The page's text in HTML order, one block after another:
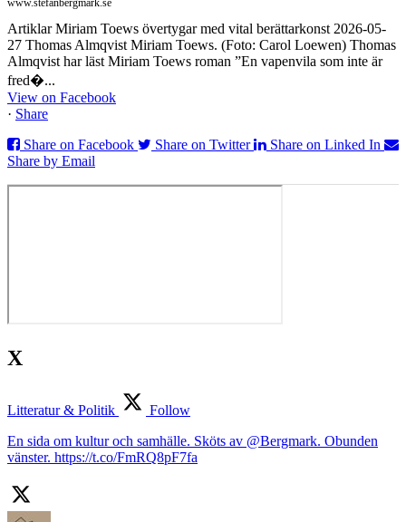
Artiklar Miriam Toews övertygar med vital berättarkonst 2026-05-
27 Thomas Almqvist Miriam Toews. (Foto: Carol Loewen) Thomas
Almqvist har läst Miriam Toews roman ”En vapenvila som inte är
fred�...
View on Facebook
· Share
Share on Facebook
Share on Twitter
Share on Linked In
Share by Email
X
Litteratur & Politik
Follow
En sida om kultur och samhälle. Sköts av @Bergmark. Obunden
vänster. https://t.co/FmRQ8pF7fa